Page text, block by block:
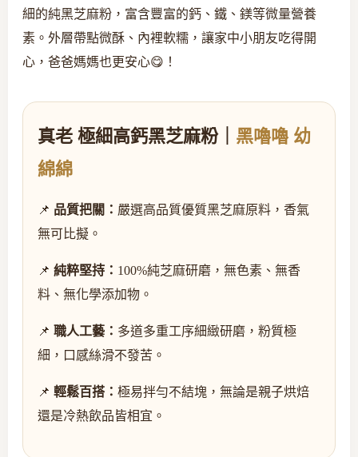
細的純黑芝麻粉，富含豐富的鈣、鐵、鎂等微量營養
素。外層帶點微酥、內裡軟糯，讓家中小朋友吃得開
心，爸爸媽媽也更安心😋！
真老 極細高鈣黑芝麻粉｜ 黑嚕嚕 幼
綿綿
📌 品質把關： 嚴選高品質優質黑芝麻原料，香氣
無可比擬。
📌 純粹堅持： 100%純芝麻研磨，無色素、無香
料、無化學添加物。
📌 職人工藝： 多道多重工序細緻研磨，粉質極
細，口感絲滑不發苦。
📌 輕鬆百搭： 極易拌勻不結塊，無論是親子烘焙
還是冷熱飲品皆相宜。